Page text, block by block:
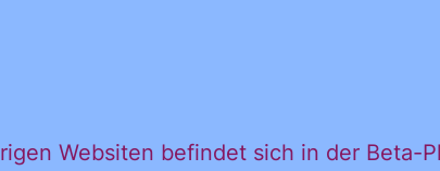
Websiten befindet sich in der Beta-